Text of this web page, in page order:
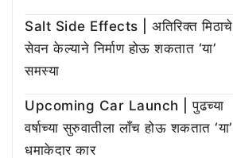
Salt Side Effects | अतिरिक्त मिठाचे
सेवन केल्याने निर्माण होऊ शकतात ‘या’
समस्या
Upcoming Car Launch | पुढच्या
वर्षाच्या सुरुवातीला लाँच होऊ शकतात ‘या’
धमाकेदार कार